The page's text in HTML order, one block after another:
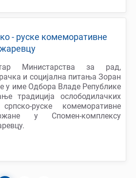
- руске комеморативне
Министарства за рад,
и социјална питања Зоран
у име Одбора Владе Републике
традиција ослободилачких
руске комеморативне
у Спомен-комплексу